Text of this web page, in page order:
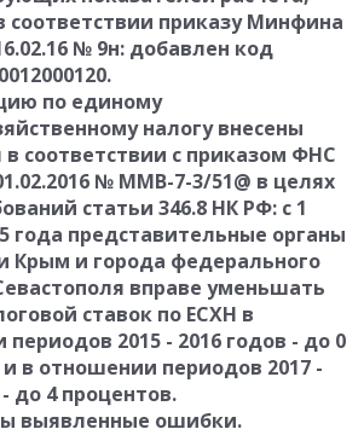
соответствии приказу Минфина
№ 9н: добавлен код
по единому
налогу внесены
соответствии с приказом ФНС
№ ММВ-7-3/51@ в целях
статьи 346.8 НК РФ: с 1
года представительные органы
Крым и города федерального
вправе уменьшать
ставок по ЕСХН в
2015 - 2016 годов - до 0
в отношении периодов 2017 -
до 4 процентов.
выявленные ошибки.